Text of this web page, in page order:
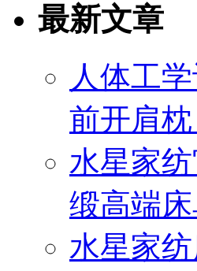
最新文章
人体工
前开肩枕
水星家
缎高端
水星家